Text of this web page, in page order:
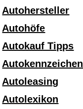
Autohersteller
Autohöfe
Autokauf Tipps
Autokennzeichen
Autoleasing
Autolexikon